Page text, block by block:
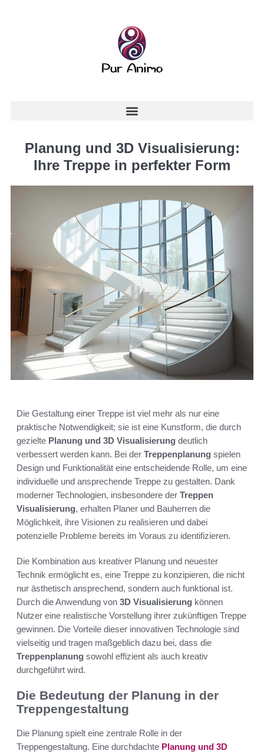
Planung und 3D Visualisierung:
Ihre Treppe in perfekter Form
Die Gestaltung einer Treppe ist viel mehr als nur eine
praktische Notwendigkeit; sie ist eine Kunstform, die durch
gezielte Planung und 3D Visualisierung deutlich
verbessert werden kann. Bei der Treppenplanung spielen
Design und Funktionalität eine entscheidende Rolle, um eine
individuelle und ansprechende Treppe zu gestalten. Dank
moderner Technologien, insbesondere der Treppen
Visualisierung, erhalten Planer und Bauherren die
Möglichkeit, ihre Visionen zu realisieren und dabei
potenzielle Probleme bereits im Voraus zu identifizieren.
Die Kombination aus kreativer Planung und neuester
Technik ermöglicht es, eine Treppe zu konzipieren, die nicht
nur ästhetisch ansprechend, sondern auch funktional ist.
Durch die Anwendung von 3D Visualisierung können
Nutzer eine realistische Vorstellung ihrer zukünftigen Treppe
gewinnen. Die Vorteile dieser innovativen Technologie sind
vielseitig und tragen maßgeblich dazu bei, dass die
Treppenplanung sowohl effizient als auch kreativ
durchgeführt wird.
Die Bedeutung der Planung in der
Treppengestaltung
Die Planung spielt eine zentrale Rolle in der
Treppengestaltung. Eine durchdachte Planung und 3D